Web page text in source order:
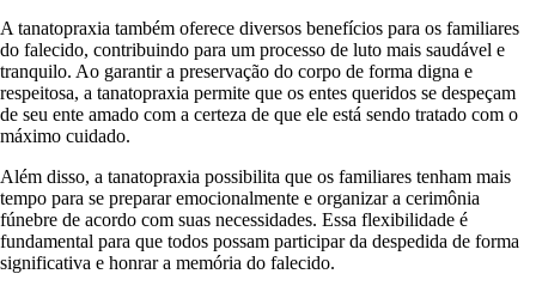
A tanatopraxia também oferece diversos benefícios para os familiares
do falecido, contribuindo para um processo de luto mais saudável e
tranquilo. Ao garantir a preservação do corpo de forma digna e
respeitosa, a tanatopraxia permite que os entes queridos se despeçam
de seu ente amado com a certeza de que ele está sendo tratado com o
máximo cuidado.
Além disso, a tanatopraxia possibilita que os familiares tenham mais
tempo para se preparar emocionalmente e organizar a cerimônia
fúnebre de acordo com suas necessidades. Essa flexibilidade é
fundamental para que todos possam participar da despedida de forma
significativa e honrar a memória do falecido.